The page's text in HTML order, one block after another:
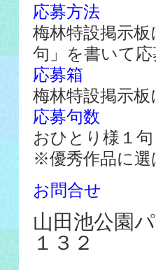
応募方法
梅林特設掲示
句」を書いて
応募箱
梅林特設掲示
応募句数
おひとり様１句
※優秀作品に選
お問合せ
山田池公園
１３２